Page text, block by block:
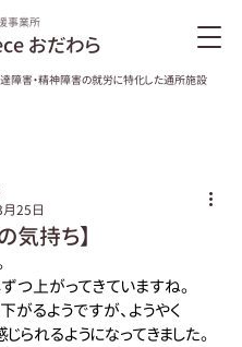
事業所
おだわら
障害・精神障害の就労に特化した通所施設
気持ち】
25日
つ上がってきていますね。
がるようですが、ようやく
られるようになってきました。